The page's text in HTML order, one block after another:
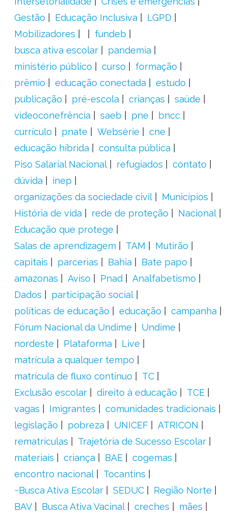
Gestão
Educação Inclusiva
LGPD
Mobilizadores
fundeb
busca ativa escolar
pandemia
ministério público
curso
formação
prêmio
educação conectada
estudo
publicação
pré-escola crianças
saúde
videoconefrência
saeb pne
bncc
currículo
pnate Websérie
cne
educação híbrida
consulta pública
Piso Salarial Nacional
refugiados
contato
dúvida
inep
organizações da sociedade civil
Municípios
História de vida
rede de proteção
Nacional
Educação que protege
Salas de aprendizagem
TAM
Mutirão
capitais
parcerias Bahia
Bate papo
amazonas
Aviso Pnad
Analfabetismo
Dados
participação social
políticas de educação
educação
campanha
Fórum Nacional da Undime
Undime
nordeste
Plataforma
Live
matrícula a qualquer tempo
matrícula de fluxo contínuo
TC
Exclusão escolar
direito à educação
TCE
vagas
Imigrantes
comunidades tradicionais
legislação
pobreza UNICEF
ATRICON
rematrículas
Trajetória de Sucesso Escolar
materiais
criança BAE
cogemas
encontro nacional
Tocantins
~Busca Ativa Escolar
SEDUC
Região Norte
BAV
Busca Ativa Vacinal creches
mães